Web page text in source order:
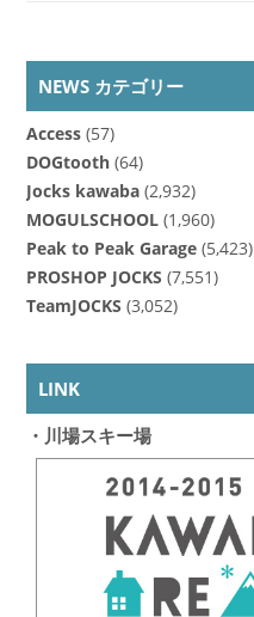
NEWS カテゴリー
Access(57)
DOGtooth(64)
Jocks kawaba(2,932)
MOGULSCHOOL(1,960)
Peak to Peak Garage(5,423)
PROSHOP JOCKS (7,551)
TeamJOCKS (3,052)
LINK
・川場スキー場